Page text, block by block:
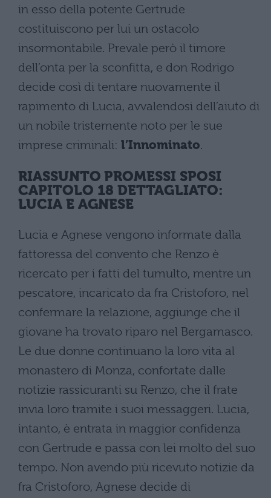
in esso della potente Gertrude
costituiscono per lui un ostacolo
insormontabile. Prevale però il timore
dell’onta per la sconfitta, e don Rodrigo
decide così di tentare nuovamente il
rapimento di Lucia, avvalendosi dell’aiuto di
un nobile tristemente noto per le sue
imprese criminali: l’Innominato.
RIASSUNTO PROMESSI SPOSI
CAPITOLO 18 DETTAGLIATO:
LUCIA E AGNESE
Lucia e Agnese vengono informate dalla
fattoressa del convento che Renzo è
ricercato per i fatti del tumulto, mentre un
pescatore, incaricato da fra Cristoforo, nel
confermare la relazione, aggiunge che il
giovane ha trovato riparo nel Bergamasco.
Le due donne continuano la loro vita al
monastero di Monza, confortate dalle
notizie rassicuranti su Renzo, che il frate
invia loro tramite i suoi messaggeri. Lucia,
intanto, è entrata in maggior confidenza
con Gertrude e passa con lei molto del suo
tempo. Non avendo più ricevuto notizie da
fra Cristoforo, Agnese decide di